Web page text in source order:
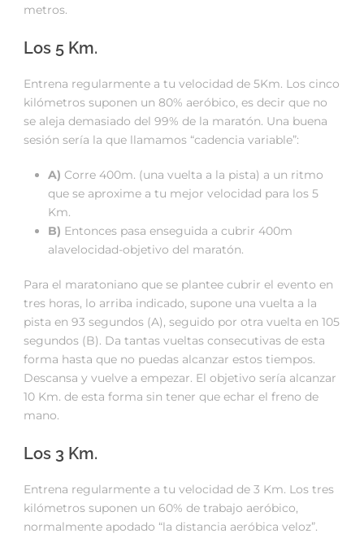
metros.
Los 5 Km.
Entrena regularmente a tu velocidad de 5Km. Los cinco
kilómetros suponen un 80% aeróbico, es decir que no
se aleja demasiado del 99% de la maratón. Una buena
sesión sería la que llamamos “cadencia variable”:
A) Corre 400m. (una vuelta a la pista) a un ritmo
que se aproxime a tu mejor velocidad para los 5
Km.
B) Entonces pasa enseguida a cubrir 400m
alavelocidad-objetivo del maratón.
Para el maratoniano que se plantee cubrir el evento en
tres horas, lo arriba indicado, supone una vuelta a la
pista en 93 segundos (A), seguido por otra vuelta en 105
segundos (B). Da tantas vueltas consecutivas de esta
forma hasta que no puedas alcanzar estos tiempos.
Descansa y vuelve a empezar. El objetivo sería alcanzar
10 Km. de esta forma sin tener que echar el freno de
mano.
Los 3 Km.
Entrena regularmente a tu velocidad de 3 Km. Los tres
kilómetros suponen un 60% de trabajo aeróbico,
normalmente apodado “la distancia aeróbica veloz”.